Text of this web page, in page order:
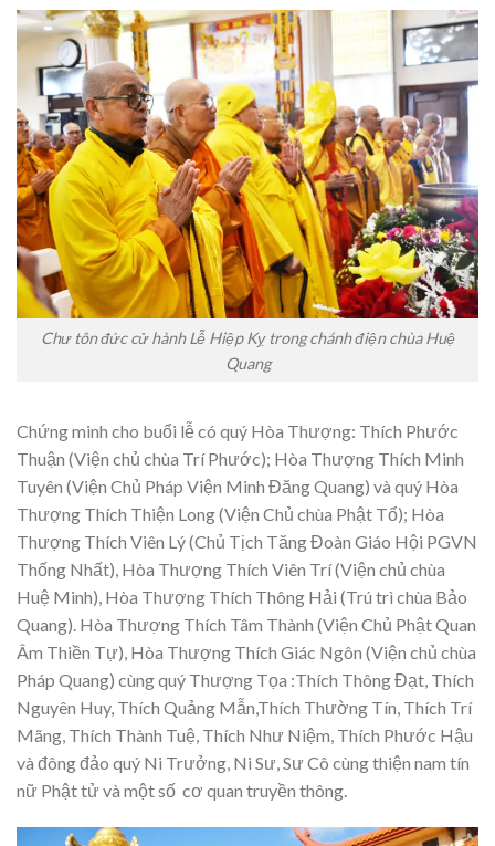
Chư tôn đức cử hành Lễ Hiệp Kỵ trong chánh điện chùa Huệ
Quang
Chứng minh cho buổi lễ có quý Hòa Thượng: Thích Phước
Thuận (Viện chủ chùa Trí Phước); Hòa Thượng Thích Minh
Tuyên (Viện Chủ Pháp Viện Minh Đăng Quang) và quý Hòa
Thượng Thích Thiện Long (Viện Chủ chùa Phật Tổ); Hòa
Thượng Thích Viên Lý (Chủ Tịch Tăng Đoàn Giáo Hội PGVN
Thống Nhất), Hòa Thượng Thích Viên Trí (Viện chủ chùa
Huệ Minh), Hòa Thượng Thích Thông Hải (Trú trì chùa Bảo
Quang). Hòa Thượng Thích Tâm Thành (Viện Chủ Phật Quan
Âm Thiền Tự), Hòa Thượng Thích Giác Ngôn (Viện chủ chùa
Pháp Quang) cùng quý Thượng Tọa :Thích Thông Đạt, Thích
Nguyên Huy, Thích Quảng Mẫn,Thích Thường Tín, Thích Trí
Mãng, Thích Thành Tuệ, Thích Như Niệm, Thích Phước Hậu
và đông đảo quý Ni Trưởng, Ni Sư, Sư Cô cùng thiện nam tín
nữ Phật tử và một số cơ quan truyền thông.